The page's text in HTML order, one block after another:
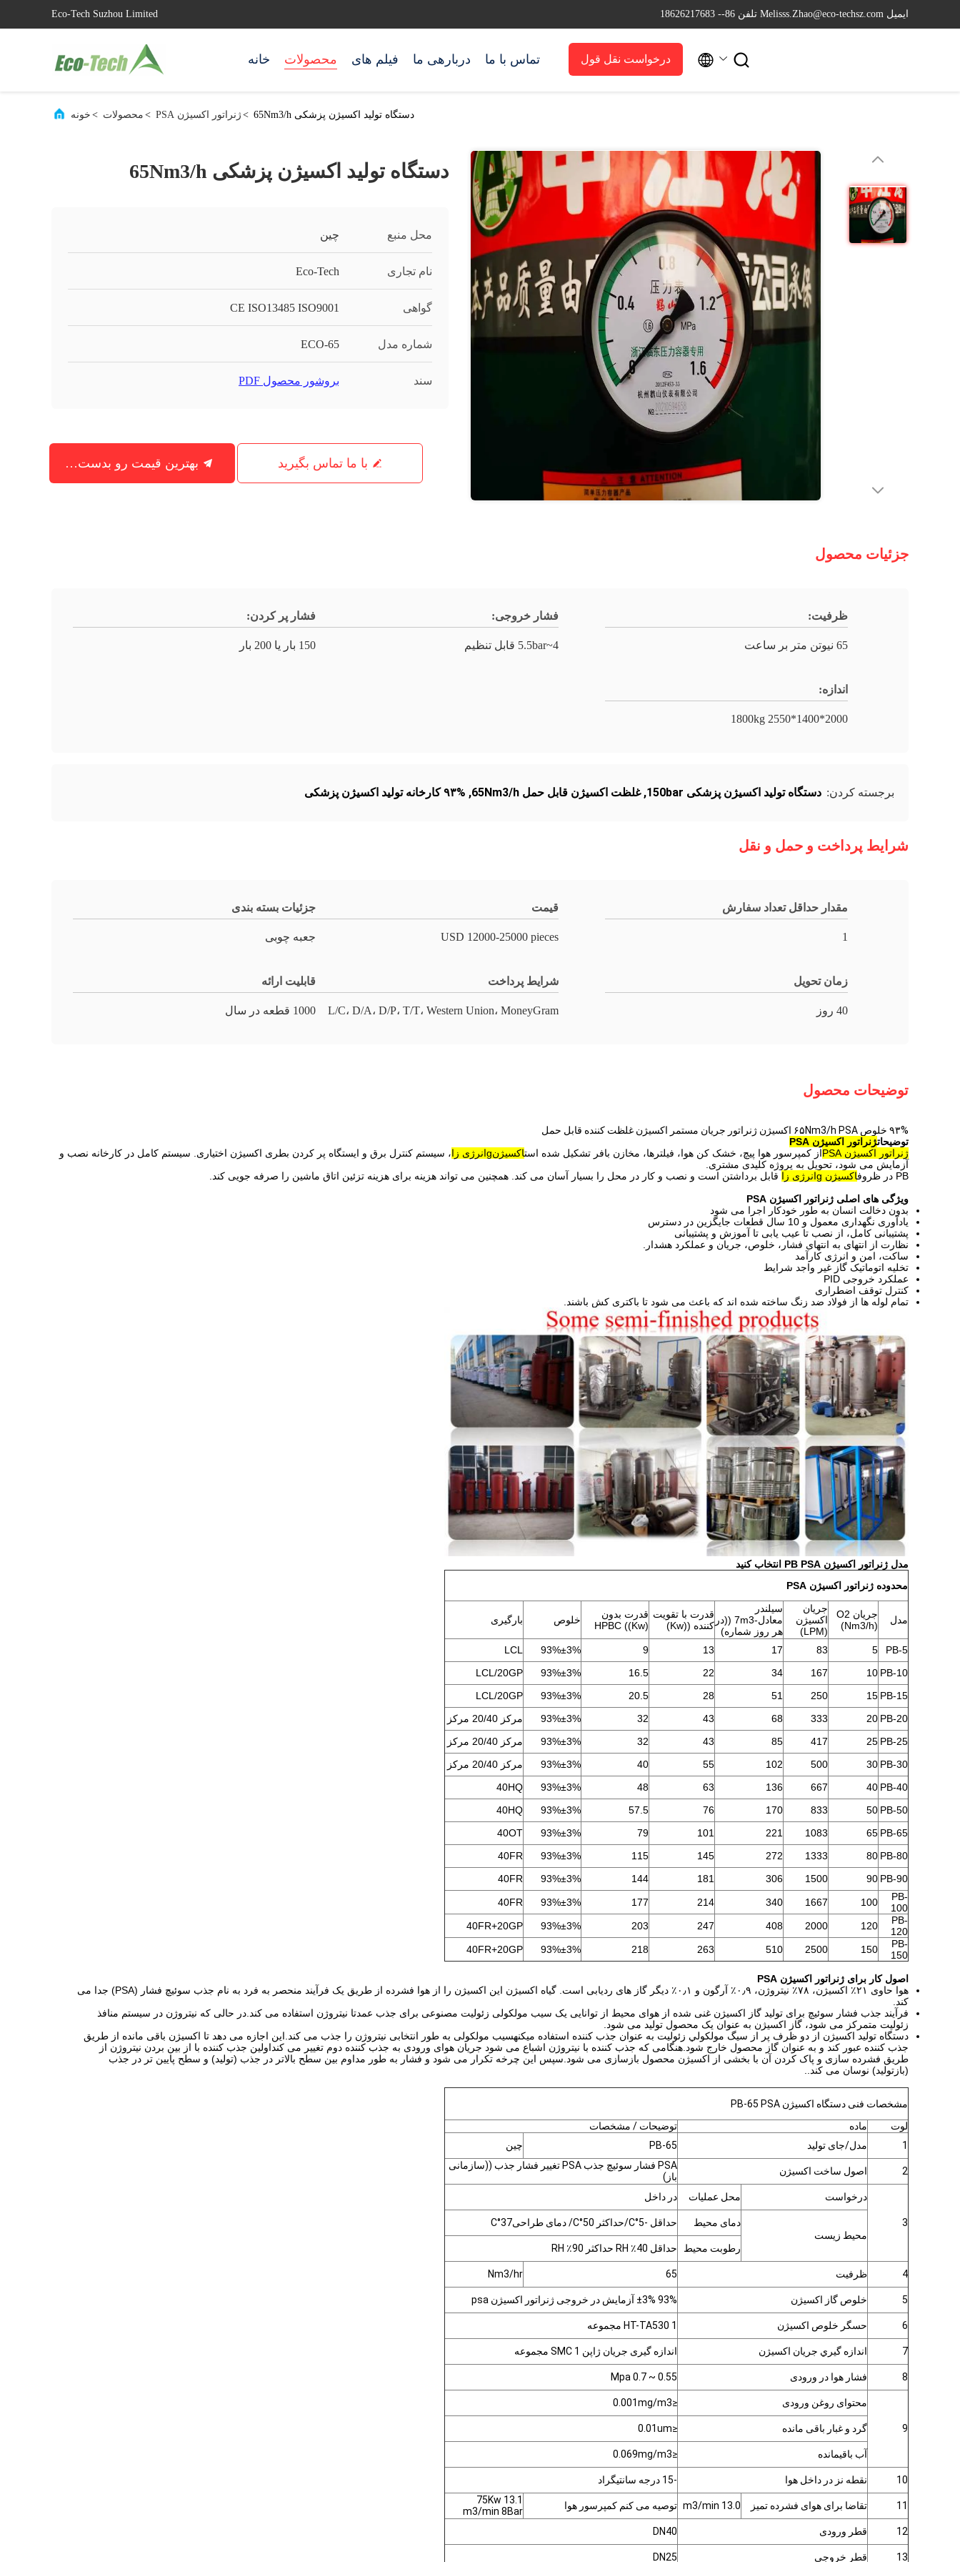
Eco-Tech Suzhou Limited ایمیل Melisss.Zhao@eco-techsz.com تلفن 86-- 18626217683
خانه محصولات فیلم های دربارهی ما تماس با ما درخواست نقل قول  
خونه > محصولات > ژنراتور اکسیژن PSA> دستگاه تولید اکسیژن پزشکی 65Nm3/h
دستگاه تولید اکسیژن پزشکی 65Nm3/h
محل منبع چین
نام تجاری Eco-Tech
گواهی CE ISO13485 ISO9001
شماره مدل ECO-65
سند بروشور محصول PDF
با ما تماس بگیرید
جزئیات محصول
ظرفیت:
65 نیوتن متر بر ساعت
فشار خروجی:
4~5.5bar قابل تنظیم
فشار پر کردن:
150 بار یا 200 بار
اندازه:
2000*1400*2550 1800kg
برجسته کردن: دستگاه تولید اکسیژن پزشکی 150bar ,غلظت اکسیژن قابل حمل 65Nm3/h , ۹۳% کارخانه تولید اکسیژن پزشکی
شرایط پرداخت و حمل و نقل
مقدار حداقل تعداد سفارش
1
قیمت
USD 12000-25000 pieces
جزئیات بسته بندی
جعبه چوبی
زمان تحویل
40 روز
شرایط پرداخت
L/C، D/A، D/P، T/T، Western Union، MoneyGram
قابلیت ارائه
1000 قطعه در سال
توضیحات محصول
۹۳% خلوص ۶۵Nm3/h PSA اکسیژن ژنراتور جریان مستمر اکسیژن غلظت کننده قابل حمل
توضیحاتژنراتور اکسیژن PSA
ژنراتور اکسیژن PSA
از کمپرسور هوا پیچ، خشک کن هوا، فیلترها، مخازن بافر تشکیل شده استاکسیژنgانرژی زا، سیستم کنترل برق و ایستگاه پر کردن بطری اکسیژن اختیاری. سیستم کامل در کارخانه نصب و
آزمایش می شود، تحویل به پروژه کلیدی مشتری.
PB در ظروف
اکسیژن g انرژی زا قابل برداشتن است و نصب و کار در محل را بسیار آسان می کند. همچنین می تواند هزینه برای هزینه تزئین اتاق ماشین را صرفه جویی کند.
ویژگی های اصلی ژنراتور اکسیژن PSA
بدون دخالت انسان به طور خودکار اجرا می شود
یادآوری نگهداری معمول و 10 سال قطعات جایگزین در دسترس
پشتیبانی کامل، از نصب تا عیب یابی تا آموزش و پشتیبانی
نظارت از انتهای به انتهای فشار، خلوص، جریان و عملکرد هشدار.
ساکت، امن و انرژی کارآمد
تخلیه اتوماتیک گاز غیر واجد شرایط
عملکرد خروجی PID
کنترل توقف اضطراری
تمام لوله ها از فولاد ضد زنگ ساخته شده اند که باعث می شود تا باکتری کش باشند.
مدل ژنراتور اکسیژن PB PSA انتخاب کنید
محدوده ژنراتور اکسیژن PSA
مدل
جریان O2
(Nm3/h)
جریان
اکسیژن
(LPM)
سيلندر
معادل-7m3 ((در
هر روز شماره)
قدرت با تقویت
کننده ((Kw)
قدرت بدون
HPBC ((Kw)
خلوص بارگیری
PB-5
5
83
17
13
9
93%±3%
LCL
PB-10
10
167
34
22
16.5
93%±3%
LCL/20GP
PB-15
15
250
51
28
20.5
93%±3%
LCL/20GP
PB-20
20
333
68
43
32
93%±3%
مرکز 20/40 مرکز
PB-25
25
417
85
43
32
93%±3%
مرکز 20/40 مرکز
PB-30
30
500
102
55
40
93%±3%
مرکز 20/40 مرکز
PB-40
40
667
136
63
48
93%±3%
40HQ
PB-50
50
833
170
76
57.5
93%±3%
40HQ
PB-65
65
1083
221
101
79
93%±3%
40OT
PB-80
80
1333
272
145
115
93%±3%
40FR
PB-90
90
1500
306
181
144
93%±3%
40FR
PB-
100
100
1667
340
214
177
93%±3%
40FR
PB-
120
120
2000
408
247
203
93%±3%
40FR+20GP
PB-
150
150
2500
510
263
218
93%±3%
40FR+20GP
اصول کار برای ژنراتور اکسیژن PSA
هوا حاوی ۲۱٪ اکسیژن، ۷۸٪ نیتروژن، ۰٫۹٪ آرگون و ۰٫۱٪ دیگر گاز های ردیابی است. گیاه اکسیژن این اکسیژن را از هوا فشرده از طریق یک فرآیند منحصر به فرد به نام جذب سوئیچ فشار (PSA) جدا می
کند.
فرآیند جذب فشار سوئیچ برای تولید گاز اکسیژن غنی شده از هوای محیط از توانایی یک سیب مولکولی زئولیت مصنوعی برای جذب عمدتا نیتروژن استفاده می کند.در حالی که نیتروژن در سیستم منافذ
زئولیت متمرکز می شود، گاز اکسیژن به عنوان یک محصول تولید می شود.
دستگاه توليد اکسيژن از دو ظرف پر از سيگ مولکولي زئوليت به عنوان جذب کننده استفاده ميکنهسیب مولکولی به طور انتخابی نیتروژن را جذب می کند.این اجازه می دهد تا اکسیژن باقی مانده از طریق
جذب کننده عبور کند و به عنوان گاز محصول خارج شود.هنگامی که جذب کننده با نیتروژن اشباع می شود جریان هوای ورودی به جذب کننده دوم تغییر می کنداولین جذب کننده با از بین بردن نیتروژن از
طریق فشرده سازی و پاک کردن آن با بخشی از اکسیژن محصول بازسازی می شود.سپس این چرخه تکرار می شود و فشار به طور مداوم بین سطح بالاتر در جذب (تولید) و سطح پایین تر در جذب
(بازتولید) نوسان می کند..
مشخصات فنی دستگاه اکسیژن PB-65 PSA
لوت
ماده
توضیحات / مشخصات
1
مدل/جای تولید PB-65 چین
2 اصول ساخت اکسیژن
PSA فشار سوئیچ جذب PSA تغییر فشار جذب ((سازمانی
باز)
3
درخواست محل عملیات در داخل
محیط زیست
دمای محیط حداقل -5°C/حداکثر 50°C/ دمای طراحی37°C
رطوبت محیط حداقل 40٪ RH حداکثر 90٪ RH
4 ظرفیت 65
Nm3/hr
5 خلوص گاز اکسیژن 93% ±3% آزمایش در خروجی ژنراتور اکسیژن psa
6 حسگر خلوص اکسیژن HT-TA530 1 مجموعه
7 اندازه گيري جريان اکسيژن اندازه گیری جریان ژاپن SMC 1 مجموعه
8 فشار هوا در ورودی 0.55 ~ 0.7 Mpa
9
محتوای روغن ورودی ≤0.001mg/m3
گرد و غبار باقی مانده ≤0.01um
آب باقیمانده ≤0.069mg/m3
10 نقطه نز در داخل هوا -15 درجه سانتیگراد
11 تقاضا برای هوای فشرده تمیز 13.0 m3/min توصیه می کنم کمپرسور هوا
75Kw 13.1
m3/min 8Bar
12
قطر ورودی DN40
13 قطر خروجی DN25